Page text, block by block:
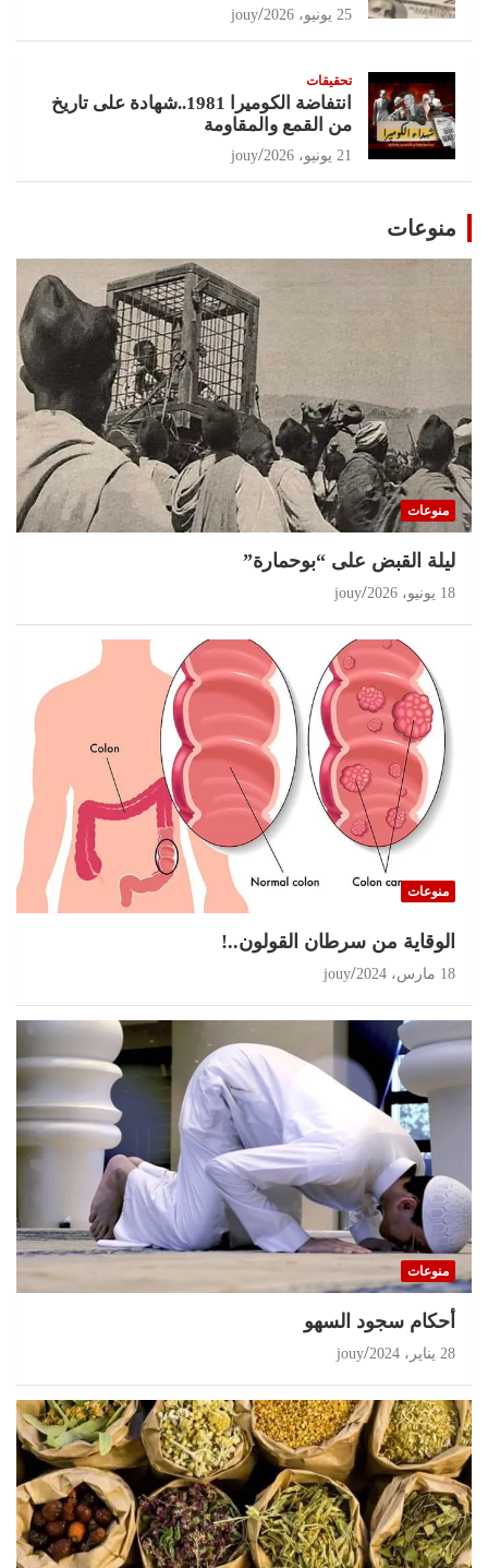
25 يونيو، 2026 jouy
تحقيقات
انتفاضة الكوميرا 1981..شهادة على تاريخ
من القمع والمقاومة
21 يونيو، 2026 jouy
منوعات
منوعات
ليلة القبض على “بوحمارة”
18 يونيو، 2026 jouy
منوعات
الوقاية من سرطان القولون..!
18 مارس، 2024 jouy
منوعات
أحكام سجود السهو
28 يناير، 2024 jouy